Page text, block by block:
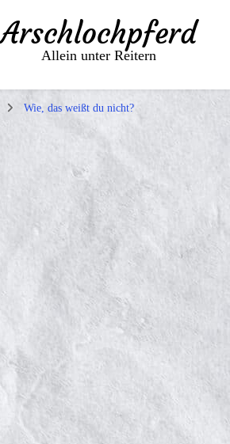
Arschlochpferd
Allein unter Reitern
Wie, das weißt du nicht?